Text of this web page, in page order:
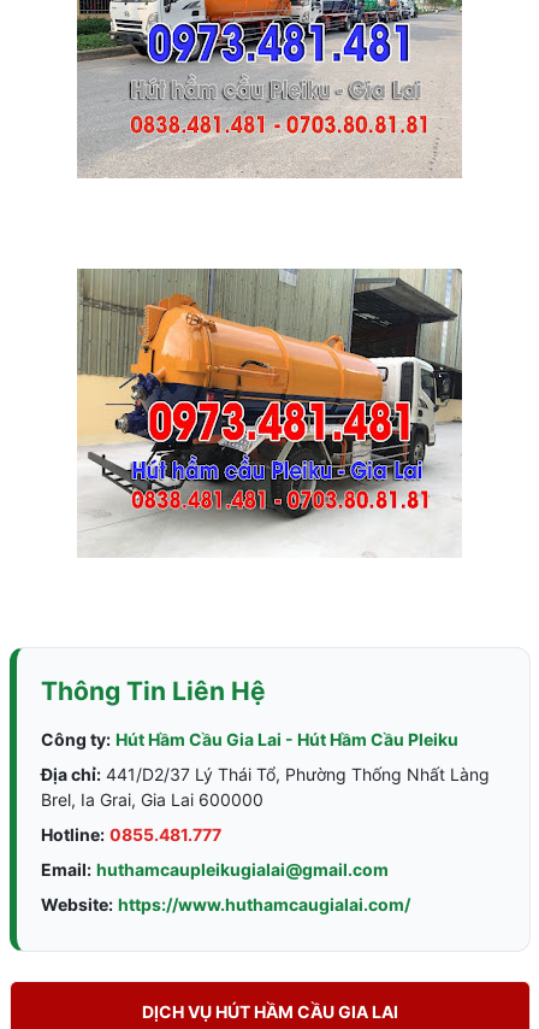
Thông Tin Liên Hệ
Công ty: Hút Hầm Cầu Gia Lai - Hút Hầm Cầu Pleiku
Địa chỉ:441/D2/37 Lý Thái Tổ, Phường Thống Nhất Làng
Brel, Ia Grai, Gia Lai 600000
Hotline: 0855.481.777
Email: huthamcaupleikugialai@gmail.com
Website: https://www.huthamcaugialai.com/
DỊCH VỤ HÚT HẦM CẦU GIA LAI